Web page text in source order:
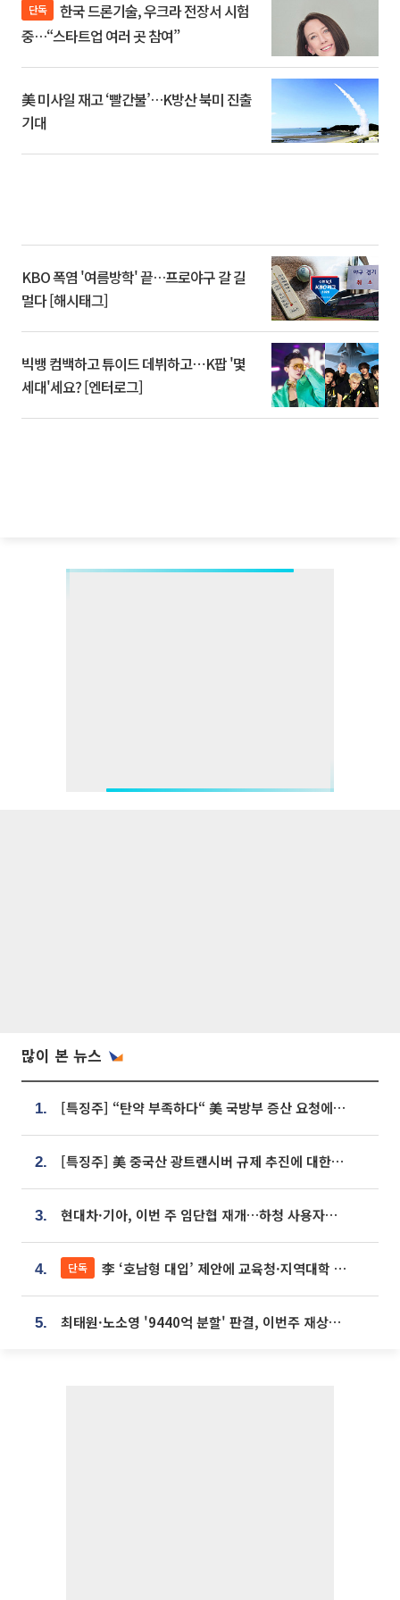
단독
중…“스타트업 여러 곳 참여”
美 미사일 재고 ‘빨간불’…K방산 북미 진출
기대
KBO 폭염 '여름방학' 끝…프로야구 갈 길
멀다 [해시태그]
빅뱅 컴백하고 튜이드 데뷔하고⋯K팝 '몇
세대'세요? [엔터로그]
많이 본 뉴스
1. [특징주] “탄약 부족하다“ 美 국방부 증산 요청에⋯국내 방산주 급등세
2. [특징주] 美 중국산 광트랜시버 규제 추진에 대한광통신 등 광통신株 강세
3. 현대차·기아, 이번 주 임단협 재개…하청 사용자성 재심도 ‘변수’
4. 단독 李 ‘호남형 대입’ 제안에 교육청·지역대학 서·논술형 입시 연계 '착수'
5. 최태원·노소영 '9440억 분할' 판결, 이번주 재상고 여부 주목